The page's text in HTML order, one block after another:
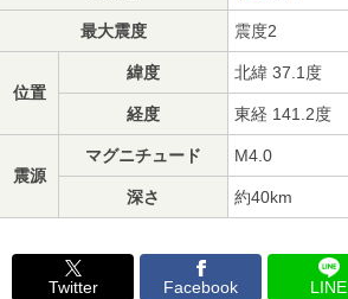
最大震度 震度2
位置
緯度 北緯 37.1度
経度 東経 141.2度
震源
マグニチュード M4.0
深さ 約40km
Twitter Facebook LINE